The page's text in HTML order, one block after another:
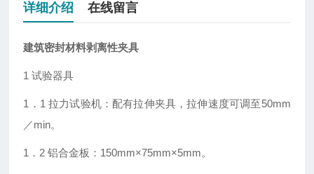
详细介绍 在线留言
建筑密封材料剥离性夹具
1 试验器具
1．1 拉力试验机：配有拉伸夹具，拉伸速度可调至50mm
／min。
1．2 铝合金板：150mm×75mm×5mm。